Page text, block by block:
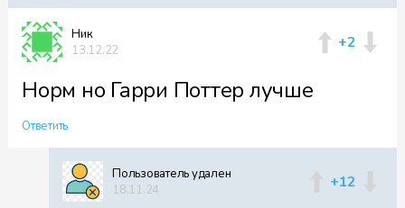
Ник
13.12.22
+2
Норм но Гарри Поттер лучше
Ответить
Пользователь удален
18.11.24
+12